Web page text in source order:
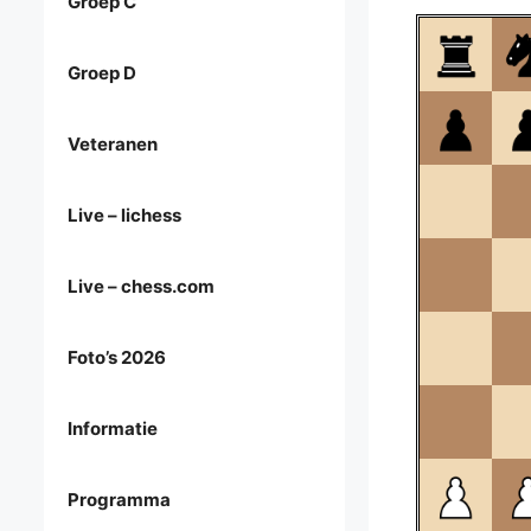
Groep D
Veteranen
Live – lichess
Live – chess.com
Foto’s 2026
Informatie
Programma